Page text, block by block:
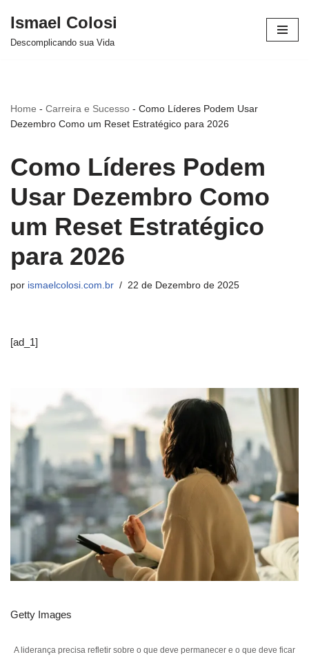
Avançar
Ismael Colosi
Descomplicando sua Vida
Home - Carreira e Sucesso - Como Líderes Podem Usar
Dezembro Como um Reset Estratégico para 2026
Como Líderes Podem
Usar Dezembro Como
um Reset Estratégico
para 2026
por ismaelcolosi.com.br 22 de Dezembro de 2025
[ad_1]
Getty Images
A liderança precisa refletir sobre o que deve permanecer e o que deve ficar